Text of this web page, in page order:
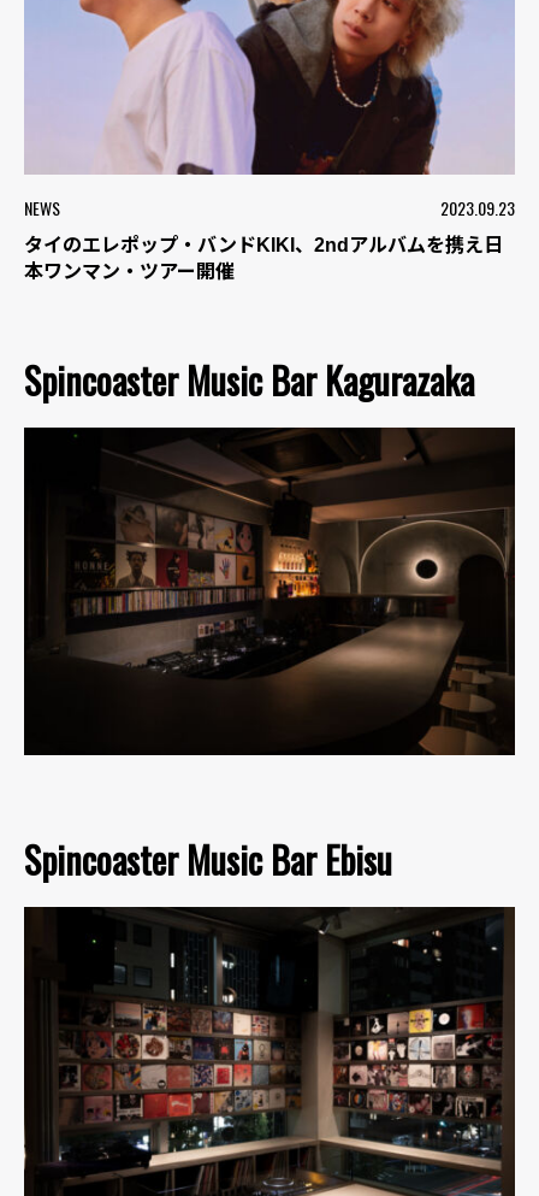
NEWS 2023.09.23
タイのエレポップ・バンドKIKI、2ndアルバムを携え日
本ワンマン・ツアー開催
Spincoaster Music Bar Kagurazaka
Spincoaster Music Bar Ebisu